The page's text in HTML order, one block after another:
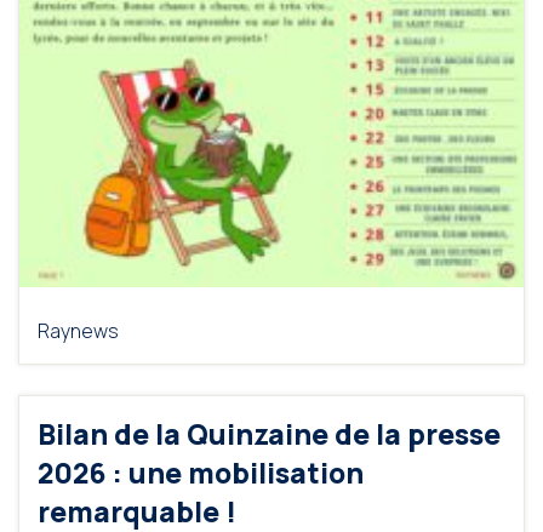
Raynews
Bilan de la Quinzaine de la presse
2026 : une mobilisation
remarquable !